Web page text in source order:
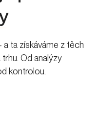
a ta získáváme z těch
Od analýzy
kontrolou.